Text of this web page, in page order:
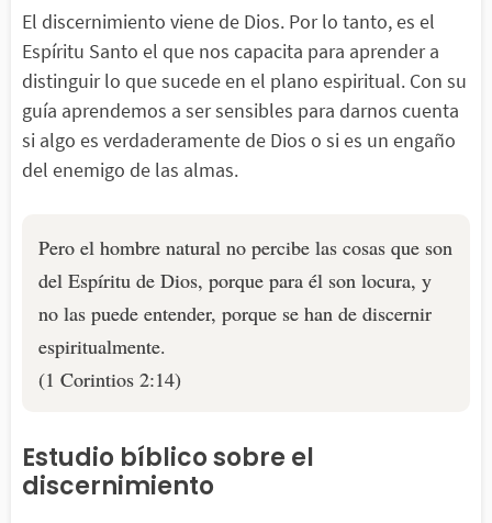
El discernimiento viene de Dios. Por lo tanto, es el
Espíritu Santo el que nos capacita para aprender a
distinguir lo que sucede en el plano espiritual. Con su
guía aprendemos a ser sensibles para darnos cuenta
si algo es verdaderamente de Dios o si es un engaño
del enemigo de las almas.
Pero el hombre natural no percibe las cosas que son
del Espíritu de Dios, porque para él son locura, y
no las puede entender, porque se han de discernir
espiritualmente.
(1 Corintios 2:14)
Estudio bíblico sobre el
discernimiento